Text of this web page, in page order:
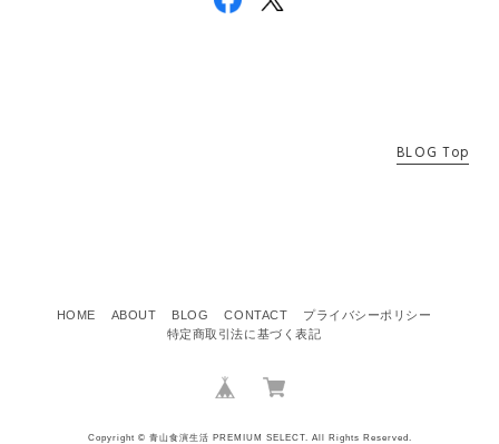
BLOG Top
HOME ABOUT BLOG CONTACT
プライバシーポリシー
特定商取引法に基づく表記
Copyright © 青山食演生活 PREMIUM SELECT. All Rights Reserved.